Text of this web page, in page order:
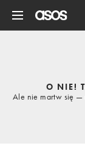
O NIE!
Ale nie martw się —